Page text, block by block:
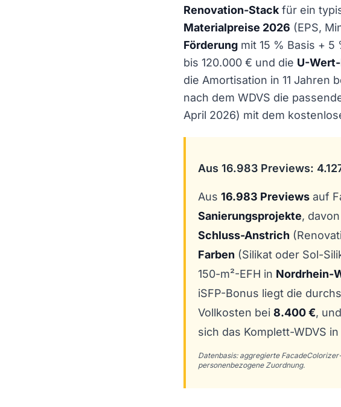
Renovation-Stack für ein
Materialpreise 2026 (EPS,
Förderung mit 15 % Basis + 5
bis 120.000 € und die U-
die Amortisation in 11 Jahren
nach dem WDVS die
April 2026) mit dem
Aus 16.983 Previews:
Aus 16.983 Previews auf
Sanierungsprojekte, davon
Schluss-Anstrich
Farben (Silikat oder Sol-
150-m²-EFH in Nordrhein-
iSFP-Bonus liegt die
Vollkosten bei 8.400 €,
sich das Komplett-WDVS
Datenbasis: aggregierte
personenbezogene Zuordnung.